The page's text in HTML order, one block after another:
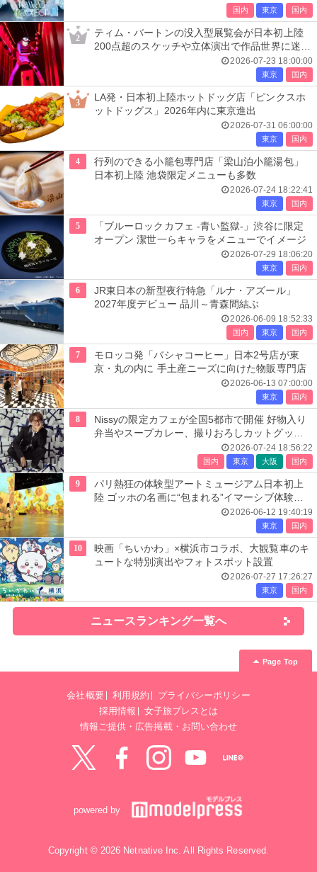
国内 東京 国内
2
ティム・バートンの没入型展覧会が日本初上陸
200点超のスケッチや立体演出で作品世界に迷い
2026-07-23 18:00:00
東京 国内
3
LA発・日本初上陸ホットドッグ店「ピンクスホ
ットドッグス」2026年内に東京進出
2026-07-31 06:00:00
東京 国内
4
行列のできる小籠包専門店「梁山泊小籠湯包」
日本初上陸 池袋限定メニューも多数
2026-07-24 18:22:41
東京 国内
5
「ブルーロックカフェ -青い監獄-」渋谷に限定
オープン 潔世一らキャラをメニューでイメージ
2026-07-29 18:06:20
東京 国内
6
JR東日本の新型夜行特急「ルナ・アズール」
2027年度デビュー 品川～青森間結ぶ
2026-06-09 18:52:33
国内 東京 国内
7
モロッコ発「バシャコーヒー」日本2号店が東
京・丸の内に 手土産ニーズに向けた物販専門店
2026-06-13 07:00:00
東京 国内
8
Nissyの限定カフェが全国5都市で開催 好物入り
弁当やスープカレー、撮りおろしカットグッズ
2026-07-24 18:56:22
国内 東京 大阪 国内
9
パリ熱狂の体験型アートミュージアム日本初上
陸 ゴッホの名画に“包まれる”イマーシブ体験＜
レーヴ・デ・リュミエール＞
2026-06-12 19:40:19
東京 国内
10
映画「ちいかわ」×横浜市コラボ、大観覧車のキ
ュートな特別演出やフォトスポット設置
2026-07-27 17:26:27
東京 国内
ニュースランキング一覧へ
Page Top
会社概要 利用規約
プライバシーポリシー
採用情報
女子旅プレスとは
情報ご提供・広告掲載・お問い合わせ
powered by
Copyright © 2026 Netnative Inc. All Rights Reserved.